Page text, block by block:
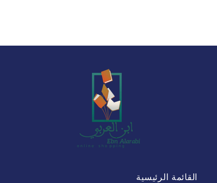
القائمة الرئيسية